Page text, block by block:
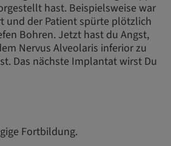
hast. Beispielsweise war
und der Patient spürte plötzlich
Bohren. Jetzt hast du Angst,
Nervus Alveolaris inferior zu
Das nächste Implantat wirst Du
Fortbildung.